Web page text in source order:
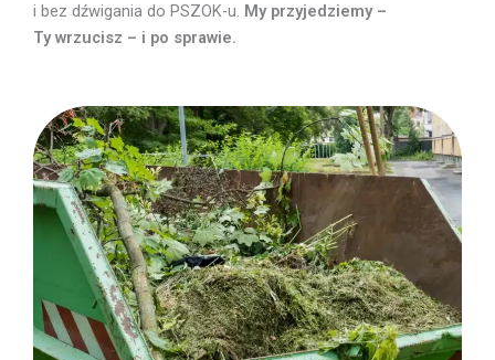
i bez dźwigania do PSZOK-u. My przyjedziemy –
Ty wrzucisz – i po sprawie.